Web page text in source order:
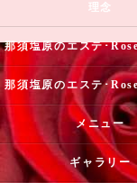
理念
メニュー
ギャラリー